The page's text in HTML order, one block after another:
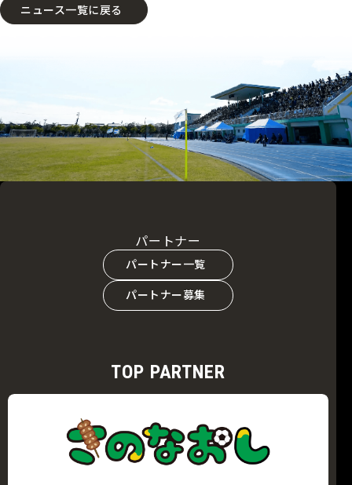
ニュース一覧に戻る
パートナー
パートナー一覧
パートナー募集
TOP PARTNER